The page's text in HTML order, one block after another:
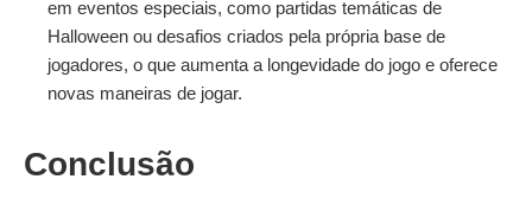
em eventos especiais, como partidas temáticas de
Halloween ou desafios criados pela própria base de
jogadores, o que aumenta a longevidade do jogo e oferece
novas maneiras de jogar.
Conclusão